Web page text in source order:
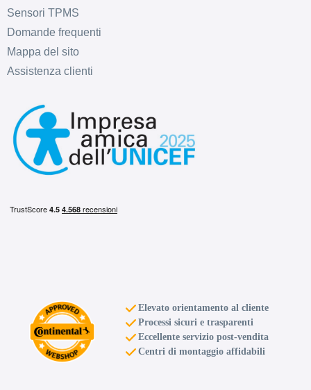
E
D D
D 68db
Sensori TPMS
Domande frequenti
Mappa del sito
Assistenza clienti
Elevato orientamento al cliente
Processi sicuri e trasparenti
Eccellente servizio post-vendita
Centri di montaggio affidabili